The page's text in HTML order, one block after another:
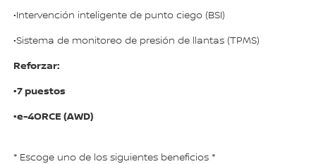
•Intervención inteligente de punto ciego (BSI)
•Sistema de monitoreo de presión de llantas (TPMS)
Reforzar:
•7 puestos
•e-4ORCE (AWD)
* Escoge uno de los siguientes beneficios *